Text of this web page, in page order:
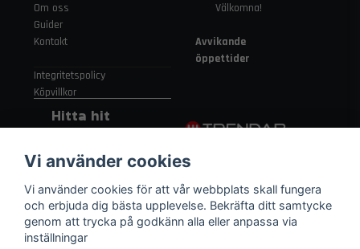
Om oss
Guider
Kontakt
Integritetspolicy
Köpvillkor
Välkomna!
Avvikande
öppettider
Hitta hit
Strängnäsvägen
315 155 91
Nykvarn Sverige
Vi använder cookies
Vi använder cookies för att vår webbplats skall fungera
och erbjuda dig bästa upplevelse. Bekräfta ditt samtycke
genom att trycka på godkänn alla eller anpassa via
inställningar